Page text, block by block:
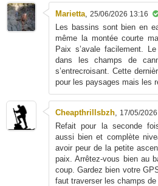
Marietta 25/06/2026 13:16
Les bassins sont bien en
même la montée courte
Paix s’avale facilement.
dans les champs de
s’entrecroisant. Cette
pour les paysages mais les
Cheapthrillsbzh 17/05/
Refait pour la seconde
aussi bien et complète
avoir peur de la petite
paix. Arrêtez-vous bien au
coup. Gardez bien votre
faut traverser les champs de